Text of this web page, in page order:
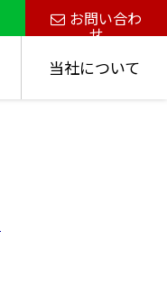
お問い合わ
せ
当社について